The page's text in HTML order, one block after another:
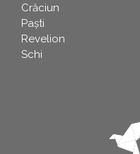
Crăciun
Paşti
Revelion
Schi